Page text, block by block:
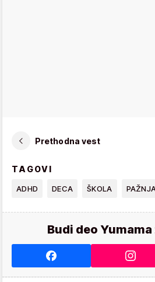
Prethodna vest
TAGOVI
ADHD DECA ŠKOLA
Budi deo